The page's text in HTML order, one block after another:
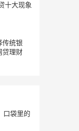
十大现象
传统银
贷理财
口袋里的